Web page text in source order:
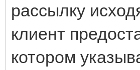
рассылку
клиент
котором